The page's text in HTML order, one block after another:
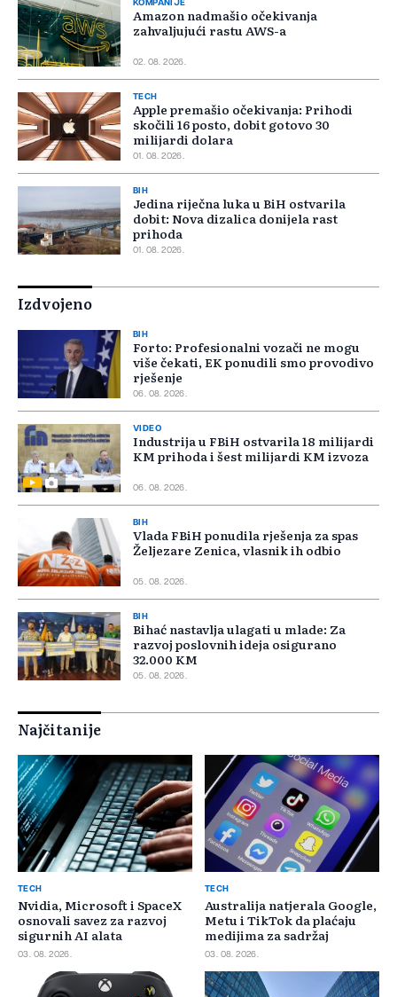
KOMPANIJE
Amazon nadmašio očekivanja
zahvaljujući rastu AWS-a
02. 08. 2026.
TECH
Apple premašio očekivanja: Prihodi
skočili 16 posto, dobit gotovo 30
milijardi dolara
01. 08. 2026.
BIH
Jedina riječna luka u BiH ostvarila
dobit: Nova dizalica donijela rast
prihoda
01. 08. 2026.
Izdvojeno
BIH
Forto: Profesionalni vozači ne mogu
više čekati, EK ponudili smo provodivo
rješenje
06. 08. 2026.
VIDEO
Industrija u FBiH ostvarila 18 milijardi
KM prihoda i šest milijardi KM izvoza
06. 08. 2026.
BIH
Vlada FBiH ponudila rješenja za spas
Željezare Zenica, vlasnik ih odbio
05. 08. 2026.
BIH
Bihać nastavlja ulagati u mlade: Za
razvoj poslovnih ideja osigurano
32.000 KM
05. 08. 2026.
Najčitanije
TECH
Nvidia, Microsoft i SpaceX
osnovali savez za razvoj
sigurnih AI alata
03. 08. 2026.
TECH
Australija natjerala Google,
Metu i TikTok da plaćaju
medijima za sadržaj
03. 08. 2026.